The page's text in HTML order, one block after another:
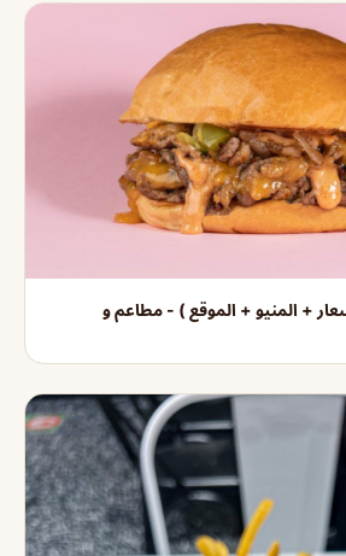
+ المنيو + الموقع ) - مطاعم و